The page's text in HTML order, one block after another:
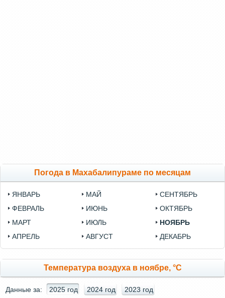
Погода в Махабалипураме по месяцам
ЯНВАРЬ
ФЕВРАЛЬ
МАРТ
АПРЕЛЬ
МАЙ
ИЮНЬ
ИЮЛЬ
АВГУСТ
СЕНТЯБРЬ
ОКТЯБРЬ
НОЯБРЬ
ДЕКАБРЬ
Температура воздуха в ноябре, °C
Данные за: 2025 год 2024 год 2023 год